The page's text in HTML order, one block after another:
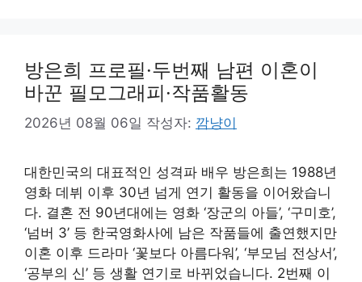
방은희 프로필·두번째 남편 이혼이
바꾼 필모그래피·작품활동
2026년 08월 06일 작성자: 깜냥이
대한민국의 대표적인 성격파 배우 방은희는 1988년
영화 데뷔 이후 30년 넘게 연기 활동을 이어왔습니
다. 결혼 전 90년대에는 영화 ‘장군의 아들’, ‘구미호’,
‘넘버 3’ 등 한국영화사에 남은 작품들에 출연했지만
이혼 이후 드라마 ‘꽃보다 아름다워’, ‘부모님 전상서’,
‘공부의 신’ 등 생활 연기로 바뀌었습니다. 2번째 이